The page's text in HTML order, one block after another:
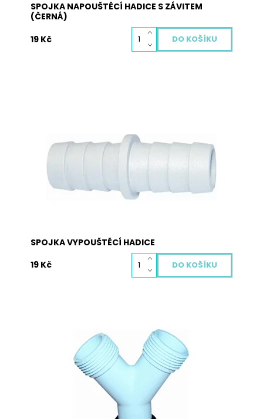
SPOJKA NAPOUŠTĚCÍ HADICE S ZÁVITEM
(ČERNÁ)
19 Kč
Dostupnost:
Skladem
2008V
SPOJKA VYPOUŠTĚCÍ HADICE
19 Kč
Přívodní potrubí k pračkám a myčkám -
rozdvojka
Skladem
5011